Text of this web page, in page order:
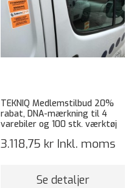
TEKNIQ Medlemstilbud 20%
rabat, DNA-mærkning til 4
varebiler og 100 stk. værktøj
3.118,75 kr Inkl. moms
Se detaljer